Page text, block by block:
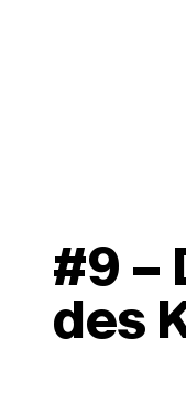
#9 –
des